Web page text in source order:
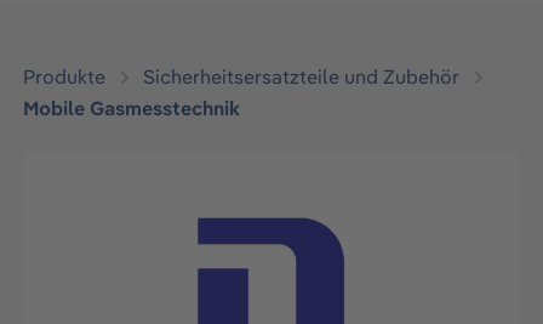
Produkte
Sicherheitsersatzteile und Zubehör
Mobile Gasmesstechnik
Bildergalerie überspringen